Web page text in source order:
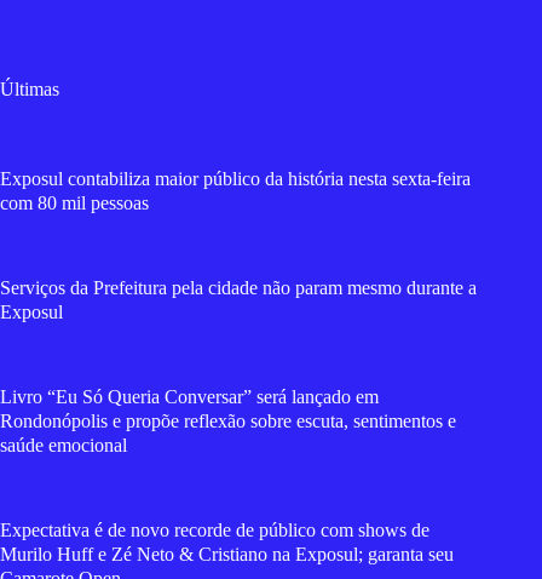
Últimas
Exposul contabiliza maior público da história nesta sexta-feira
com 80 mil pessoas
Serviços da Prefeitura pela cidade não param mesmo durante a
Exposul
Livro “Eu Só Queria Conversar” será lançado em
Rondonópolis e propõe reflexão sobre escuta, sentimentos e
saúde emocional
Expectativa é de novo recorde de público com shows de
Murilo Huff e Zé Neto & Cristiano na Exposul; garanta seu